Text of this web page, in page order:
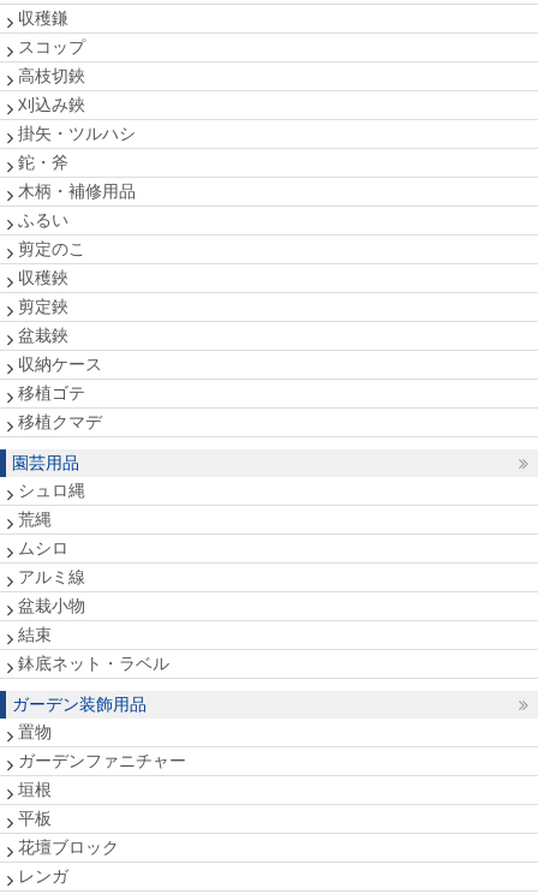
収穫鎌
スコップ
高枝切鋏
刈込み鋏
掛矢・ツルハシ
鉈・斧
木柄・補修用品
ふるい
剪定のこ
収穫鋏
剪定鋏
盆栽鋏
収納ケース
移植ゴテ
移植クマデ
園芸用品
シュロ縄
荒縄
ムシロ
アルミ線
盆栽小物
結束
鉢底ネット・ラベル
ガーデン装飾用品
置物
ガーデンファニチャー
垣根
平板
花壇ブロック
レンガ